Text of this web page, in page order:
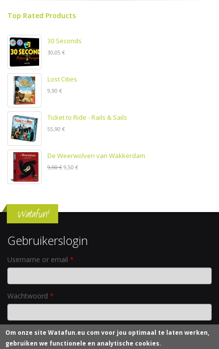
Top Rated Products
30 Seconds
30,05 €
Lost Cities
9,90 €
Ticket to Ride - Rails & Sails
55,90 €
De Weerwolven van Wakkerdam
9,90 € 9,50 €
Watafun!
Gebruikerslogin
Username or email *
Wachtwoord *
Nieuw wachtwoord aanvragen
Om onze siteWatafun.eu com voor jou optimaal te laten werken,
gebruiken we functionele en analytische cookies.